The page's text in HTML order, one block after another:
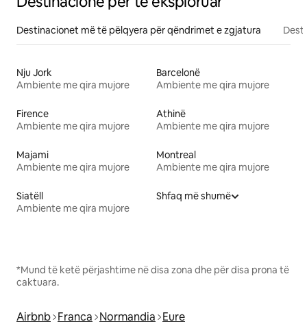
Destinacionet më të pëlqyera për qëndrimet e zgjatura
Nju Jork
Ambiente me qira mujore
Barcelonë
Ambiente me qira mujore
Firence
Ambiente me qira mujore
Athinë
Ambiente me qira mujore
Majami
Ambiente me qira mujore
Montreal
Ambiente me qira mujore
Siatëll
Ambiente me qira mujore
Shfaq më shumë
*Mund të ketë përjashtime në disa zona dhe për disa prona të
caktuara.
Airbnb Franca Normandia Eure